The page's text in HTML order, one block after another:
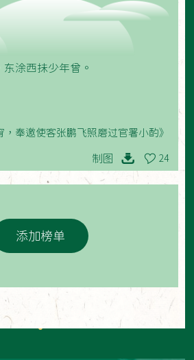
涂西抺少年曾。
，奉邀使客张鹏飞照磨过官署小酌》
制图 24
添加榜单